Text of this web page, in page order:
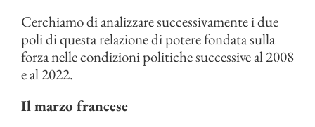
Cerchiamo di analizzare successivamente i due
poli di questa relazione di potere fondata sulla
forza nelle condizioni politiche successive al 2008
e al 2022.
Il marzo francese